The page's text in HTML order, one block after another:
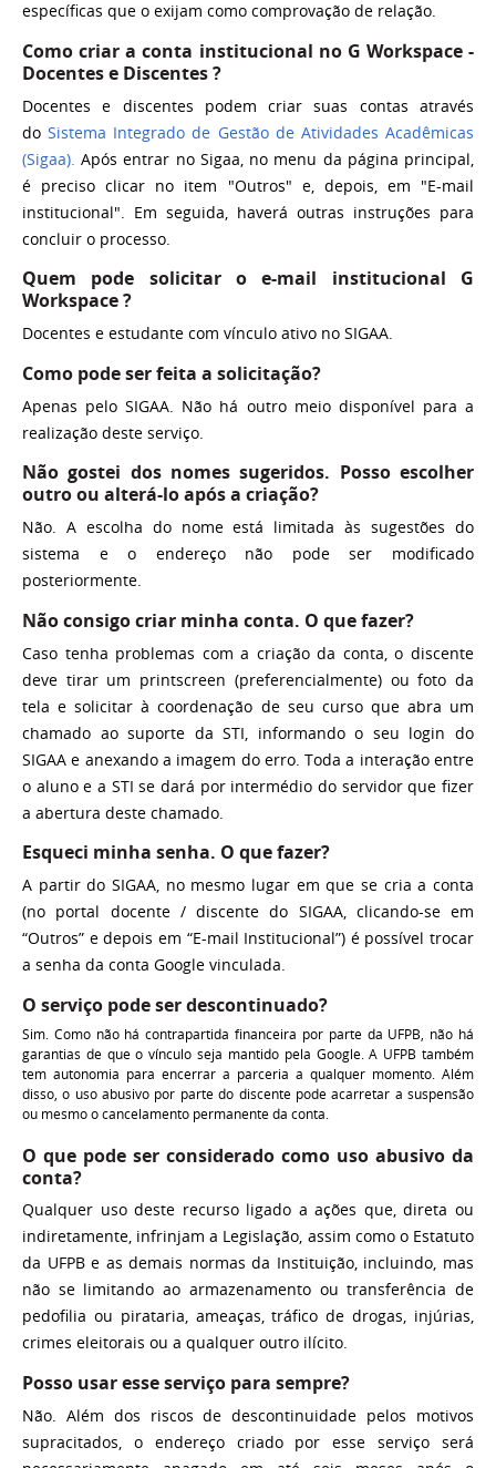
específicas que o exijam como comprovação de relação.
Como criar a conta institucional no G Workspace -
Docentes e Discentes ?
Docentes e discentes podem criar suas contas através
do Sistema Integrado de Gestão de Atividades Acadêmicas
(Sigaa). Após entrar no Sigaa, no menu da página principal,
é preciso clicar no item "Outros" e, depois, em "E-mail
institucional". Em seguida, haverá outras instruções para
concluir o processo.
Quem pode solicitar o e-mail institucional G
Workspace ?
Docentes e estudante com vínculo ativo no SIGAA.
Como pode ser feita a solicitação?
Apenas pelo SIGAA. Não há outro meio disponível para a
realização deste serviço.
Não gostei dos nomes sugeridos. Posso escolher
outro ou alterá-lo após a criação?
Não. A escolha do nome está limitada às sugestões do
sistema e o endereço não pode ser modificado
posteriormente.
Não consigo criar minha conta. O que fazer?
Caso tenha problemas com a criação da conta, o discente
deve tirar um printscreen (preferencialmente) ou foto da
tela e solicitar à coordenação de seu curso que abra um
chamado ao suporte da STI, informando o seu login do
SIGAA e anexando a imagem do erro. Toda a interação entre
o aluno e a STI se dará por intermédio do servidor que fizer
a abertura deste chamado.
Esqueci minha senha. O que fazer?
A partir do SIGAA, no mesmo lugar em que se cria a conta
(no portal docente / discente do SIGAA, clicando-se em
“Outros” e depois em “E-mail Institucional”) é possível trocar
a senha da conta Google vinculada.
O serviço pode ser descontinuado?
Sim. Como não há contrapartida financeira por parte da UFPB, não há
garantias de que o vínculo seja mantido pela Google. A UFPB também
tem autonomia para encerrar a parceria a qualquer momento. Além
disso, o uso abusivo por parte do discente pode acarretar a suspensão
ou mesmo o cancelamento permanente da conta.
O que pode ser considerado como uso abusivo da
conta?
Qualquer uso deste recurso ligado a ações que, direta ou
indiretamente, infrinjam a Legislação, assim como o Estatuto
da UFPB e as demais normas da Instituição, incluindo, mas
não se limitando ao armazenamento ou transferência de
pedofilia ou pirataria, ameaças, tráfico de drogas, injúrias,
crimes eleitorais ou a qualquer outro ilícito.
Posso usar esse serviço para sempre?
Não. Além dos riscos de descontinuidade pelos motivos
supracitados, o endereço criado por esse serviço será